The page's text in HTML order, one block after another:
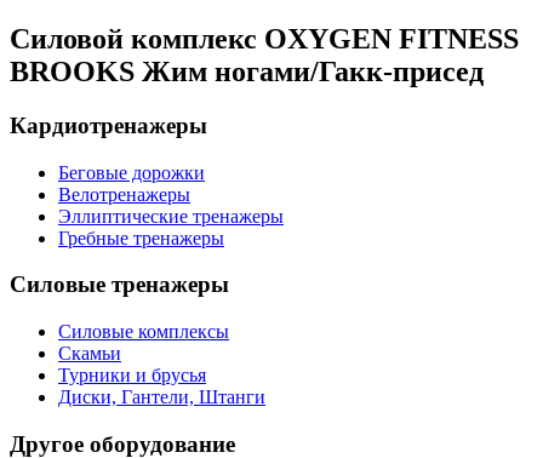
Силовой комплекс OXYGEN FITNESS
BROOKS Жим ногами/Гакк-присед
Кардиотренажеры
Беговые дорожки
Велотренажеры
Эллиптические тренажеры
Гребные тренажеры
Силовые тренажеры
Силовые комплексы
Скамьи
Турники и брусья
Диски, Гантели, Штанги
Другое оборудование